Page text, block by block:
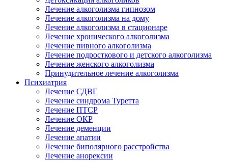
Лечение алкоголизма гипнозом
Лечение алкоголизма на дому
Лечение алкоголизма в стационаре
Лечение хронического алкоголизма
Лечение пивного алкоголизма
Лечение подросткового и детского алкоголизма
Лечение женского алкоголизма
Принудительное лечение алкоголизма
Психиатрия
Лечение СДВГ
Лечение синдрома Туретта
Лечение ПТСР
Лечение ОКР
Лечение деменции
Лечение апатии
Лечение биполярного расстройства
Лечение анорексии